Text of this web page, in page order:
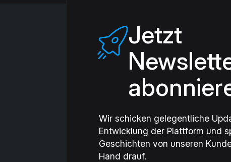
Jetzt
Wir schicken gelegentliche
Entwicklung der Plattform und
Geschichten von unseren
Hand drauf.